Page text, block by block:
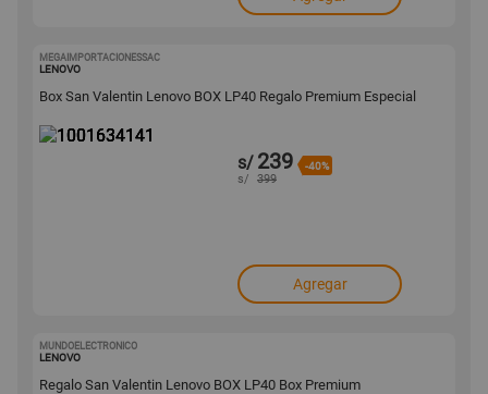
MEGAIMPORTACIONESSAC
LENOVO
Box San Valentin Lenovo BOX LP40 Regalo Premium Especial
s/ 239 -40%
s/ 399
Agregar
MUNDOELECTRONICO
LENOVO
Regalo San Valentin Lenovo BOX LP40 Box Premium